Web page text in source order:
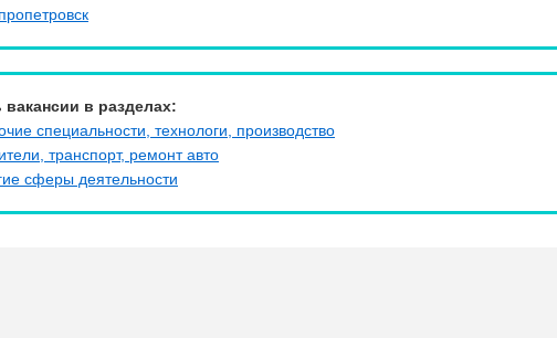
вакансии в разделах:
специальности, технологи, производство
транспорт, ремонт авто
сферы деятельности